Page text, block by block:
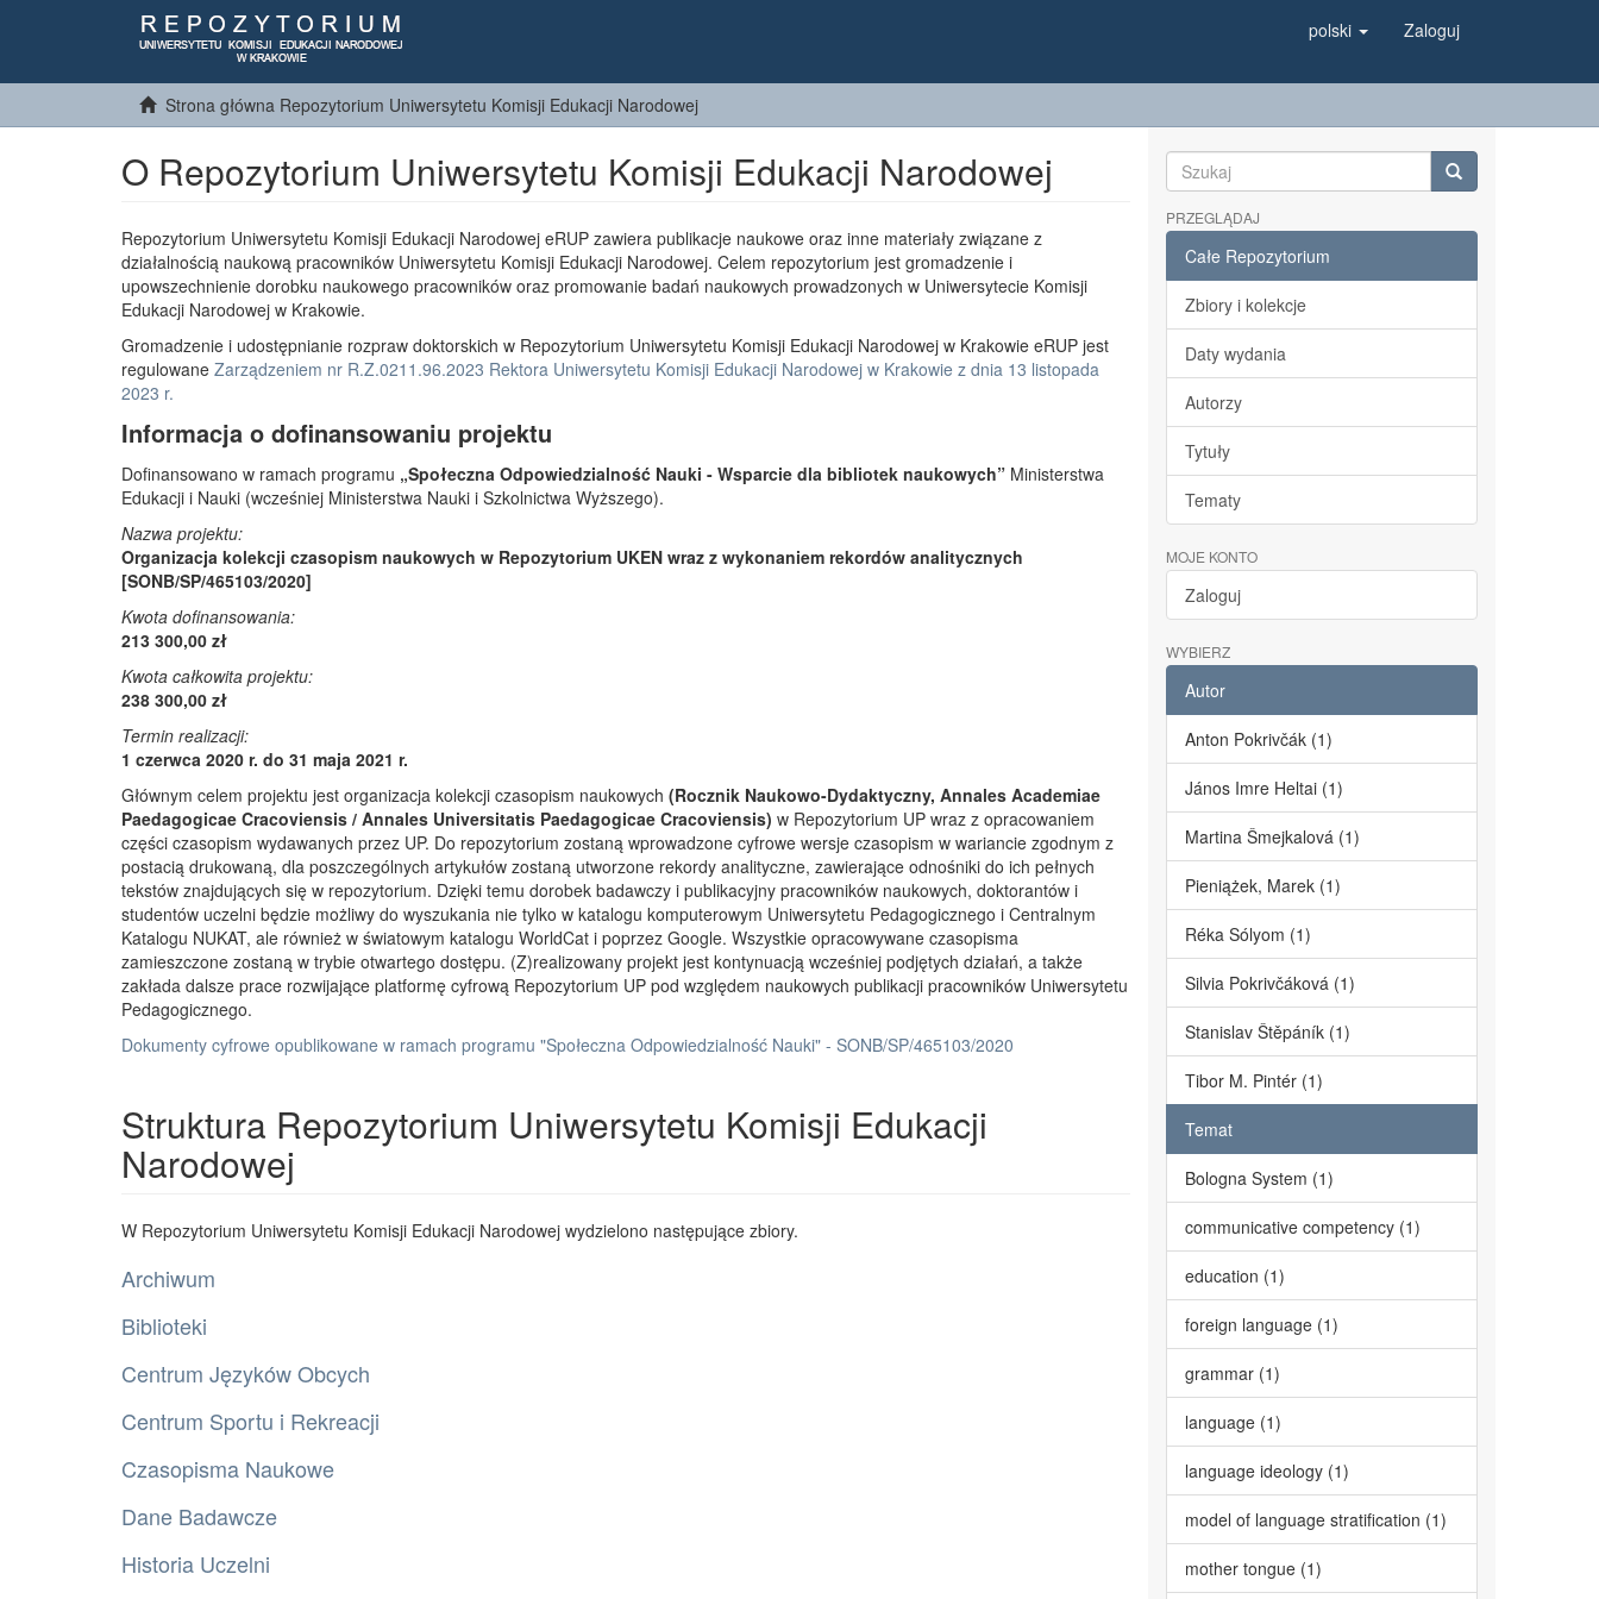
polski Zaloguj
Strona główna Repozytorium Uniwersytetu Komisji Edukacji Narodowej
O Repozytorium Uniwersytetu Komisji Edukacji Narodowej
Repozytorium Uniwersytetu Komisji Edukacji Narodowej eRUP zawiera publikacje naukowe oraz inne materiały związane z
działalnością naukową pracowników Uniwersytetu Komisji Edukacji Narodowej. Celem repozytorium jest gromadzenie i
upowszechnienie dorobku naukowego pracowników oraz promowanie badań naukowych prowadzonych w Uniwersytecie Komisji
Edukacji Narodowej w Krakowie.
Gromadzenie i udostępnianie rozpraw doktorskich w Repozytorium Uniwersytetu Komisji Edukacji Narodowej w Krakowie eRUP jest
regulowane Zarządzeniem nr R.Z.0211.96.2023 Rektora Uniwersytetu Komisji Edukacji Narodowej w Krakowie z dnia 13 listopada
2023 r.
Informacja o dofinansowaniu projektu
Dofinansowano w ramach programu „Społeczna Odpowiedzialność Nauki - Wsparcie dla bibliotek naukowych” Ministerstwa
Edukacji i Nauki (wcześniej Ministerstwa Nauki i Szkolnictwa Wyższego).
Nazwa projektu:
Organizacja kolekcji czasopism naukowych w Repozytorium UKEN wraz z wykonaniem rekordów analitycznych
[SONB/SP/465103/2020]
Kwota dofinansowania:
213 300,00 zł
Kwota całkowita projektu:
238 300,00 zł
Termin realizacji:
1 czerwca 2020 r. do 31 maja 2021 r.
Głównym celem projektu jest organizacja kolekcji czasopism naukowych (Rocznik Naukowo-Dydaktyczny, Annales Academiae
Paedagogicae Cracoviensis / Annales Universitatis Paedagogicae Cracoviensis) w Repozytorium UP wraz z opracowaniem
części czasopism wydawanych przez UP. Do repozytorium zostaną wprowadzone cyfrowe wersje czasopism w wariancie zgodnym z
postacią drukowaną, dla poszczególnych artykułów zostaną utworzone rekordy analityczne, zawierające odnośniki do ich pełnych
tekstów znajdujących się w repozytorium. Dzięki temu dorobek badawczy i publikacyjny pracowników naukowych, doktorantów i
studentów uczelni będzie możliwy do wyszukania nie tylko w katalogu komputerowym Uniwersytetu Pedagogicznego i Centralnym
Katalogu NUKAT, ale również w światowym katalogu WorldCat i poprzez Google. Wszystkie opracowywane czasopisma
zamieszczone zostaną w trybie otwartego dostępu. (Z)realizowany projekt jest kontynuacją wcześniej podjętych działań, a także
zakłada dalsze prace rozwijające platformę cyfrową Repozytorium UP pod względem naukowych publikacji pracowników Uniwersytetu
Pedagogicznego.
Dokumenty cyfrowe opublikowane w ramach programu "Społeczna Odpowiedzialność Nauki" - SONB/SP/465103/2020
Struktura Repozytorium Uniwersytetu Komisji Edukacji
Narodowej
W Repozytorium Uniwersytetu Komisji Edukacji Narodowej wydzielono następujące zbiory.
Archiwum
Biblioteki
Centrum Języków Obcych
Centrum Sportu i Rekreacji
Czasopisma Naukowe
Dane Badawcze
Historia Uczelni
PRZEGLĄDAJ
Całe Repozytorium
Zbiory i kolekcje
Daty wydania
Autorzy
Tytuły
Tematy
MOJE KONTO
Zaloguj
WYBIERZ
Autor
Anton Pokrivčák (1)
János Imre Heltai (1)
Martina Šmejkalová (1)
Pieniążek, Marek (1)
Réka Sólyom (1)
Silvia Pokrivčáková (1)
Stanislav Štěpáník (1)
Tibor M. Pintér (1)
Temat
Bologna System (1)
communicative competency (1)
education (1)
foreign language (1)
grammar (1)
language (1)
language ideology (1)
model of language stratification (1)
mother tongue (1)